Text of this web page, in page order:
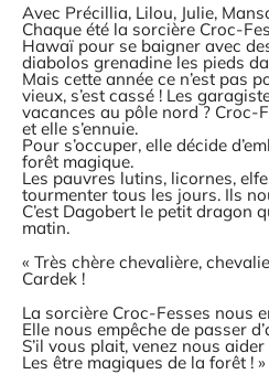
Avec Précillia, Lilou, Julie,
Chaque été la sorcière Croc-
Hawaï pour se baigner avec
diabolos grenadine les pieds
Mais cette année ce n’est pas
vieux, s’est cassé ! Les
vacances au pôle nord ? Croc-
et elle s’ennuie.
Pour s’occuper, elle décide
forêt magique.
Les pauvres lutins, licornes,
tourmenter tous les jours. Ils
C’est Dagobert le petit dragon
matin.
« Très chère chevalière,
Cardek !
La sorcière Croc-Fesses nous
Elle nous empêche de passer
S’il vous plait, venez nous aider
Les être magiques de la forêt ! »